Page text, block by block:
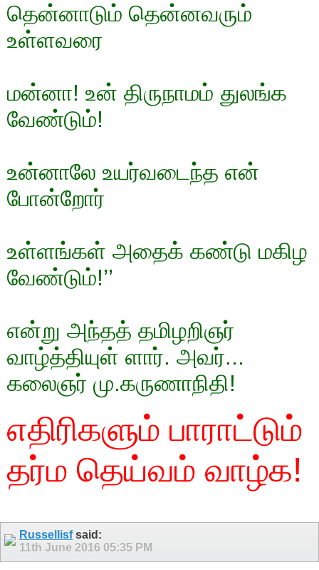
தென்னாடும் தென்னவரும்
உள்ளவரை
மன்னா! உன் திருநாமம் துலங்க
வேண்டும்!
உன்னாலே உயர்வடைந்த என்
போன்றோர்
உள்ளங்கள் அதைக் கண்டு மகிழ
வேண்டும்!’’
என்று அந்தத் தமிழறிஞர்
வாழ்த்தியுள் ளார். அவர்...
கலைஞர் மு.கருணாநிதி!
எதிரிகளும் பாராட்டும்
தர்ம தெய்வம் வாழ்க!
Russellisfsaid:
11th June 2016 05:35 PM